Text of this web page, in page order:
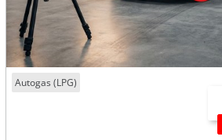
Autogas (LPG)